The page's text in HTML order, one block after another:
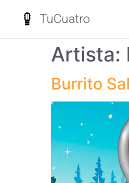
TuCuatro
Artista:
Burrito